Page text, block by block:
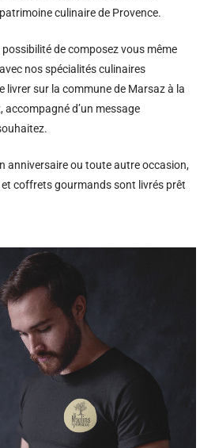
culinaire de Provence.
de composez vous même
nos spécialités culinaires
livrer sur la commune de Marsaz à la
accompagné d’un message
anniversaire ou toute autre occasion,
coffrets gourmands sont livrés prêt